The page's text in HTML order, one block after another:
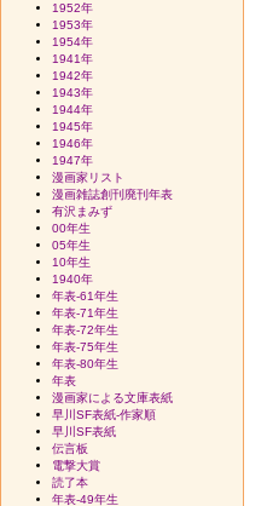
1952年
1953年
1954年
1941年
1942年
1943年
1944年
1945年
1946年
1947年
漫画家リスト
漫画雑誌創刊廃刊年表
有沢まみず
00年生
05年生
10年生
1940年
年表-61年生
年表-71年生
年表-72年生
年表-75年生
年表-80年生
年表
漫画家による文庫表紙
早川SF表紙-作家順
早川SF表紙
伝言板
電撃大賞
読了本
年表-49年生